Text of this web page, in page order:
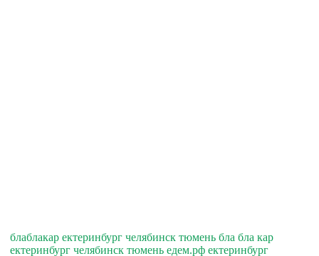
блаблакар ектеринбург челябинск тюмень бла бла кар
ектеринбург челябинск тюмень едем.рф ектеринбург